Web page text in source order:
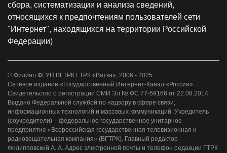
сбора, систематизации и анализа сведений,
относящихся к предпочтениям пользователей сети
"Интернет", находящихся на территории Российской
Федерации)
© Филиал ФГУП ВГТРК ГТРК «Вятка», 2006 - 2025
Сетевое издание «Государственный Интернет-Канал «Россия».
Свидетельство о регистрации СМИ Эл № ФС 77-59166 от 22.08.2014.
Выдано Федеральной службой по надзору в сфере связи,
информационных технологий и массовых коммуникаций. Учредитель
(соучредители) – федеральное государственное унитарное
предприятие «Всероссийская государственная телевизионная и
радиовещательная компания» (ВГТРК). Главный редактор -
Филипповский А. А. Адрес электронной почты и телефон редакции ГТРК